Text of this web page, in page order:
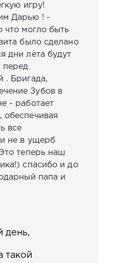
игру!
Дарью ! -
что могло быть
было сделано
дни лета будут
перед
. Бригада,
Зубов в
- работает
все
не в ущерб
теперь наш
спасибо и до
папа и
день,
такой